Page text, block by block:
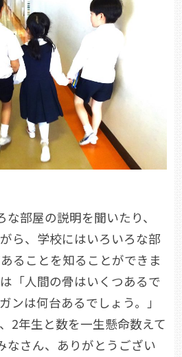
部屋の説明を聞いたり、
ら、学校にはいろいろな部
ることを知ることができま
「人間の骨はいくつあるで
ンは何台あるでしょう。」
2年生と数を一生懸命数えて
なさん、ありがとうござい